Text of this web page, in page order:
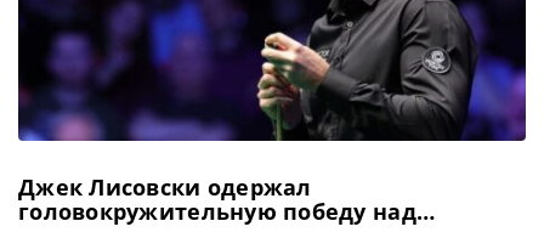
Джек Лисовски одержал
головокружительную победу над